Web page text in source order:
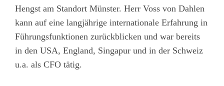
Hengst am Standort Münster. Herr Voss von Dahlen
kann auf eine langjährige internationale Erfahrung in
Führungsfunktionen zurückblicken und war bereits
in den USA, England, Singapur und in der Schweiz
u.a. als CFO tätig.